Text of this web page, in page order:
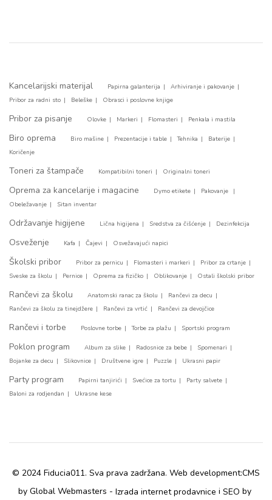
Kancelarijski materijal Papirna galanterija
Arhiviranje i pakovanje
Pribor za radni sto
Beleške Obrasci i poslovne knjige
Pribor za pisanje Olovke Markeri Flomasteri Penkala i mastila
Biro oprema Biro mašine Prezentacije i table Tehnika
Baterije
Koričenje
Toneri za štampače Kompatibilni toneri Originalni toneri
Oprema za kancelarije i magacine Dymo etikete
Pakovanje
Obeležavanje
Sitan inventar
Održavanje higijene Lična higijena Sredstva za čišćenje Dezinfekcija
Osveženje Kafa Čajevi Osvežavajući napici
Školski pribor Pribor za pernicu Flomasteri i markeri
Pribor za crtanje
Sveske za školu
Pernice Oprema za fizičko Oblikovanje Ostali školski pribor
Rančevi za školu Anatomski ranac za školu
Rančevi za decu
Rančevi za školu za tinejdžere
Rančevi za vrtić Rančevi za devojčice
Rančevi i torbe Poslovne torbe Torbe za plažu Sportski program
Poklon program Album za slike Radosnice za bebe
Spomenari
Bojanke za decu
Slikovnice Društvene igre Puzzle Ukrasni papir
Party program Papirni tanjirići Svećice za tortu
Party salvete
Baloni za rodjendan
Ukrasne kese
© 2024 Fiducia011. Sva prava zadržana. Web development:CMS
by Global Webmasters - Izrada internet prodavnice i SEO by